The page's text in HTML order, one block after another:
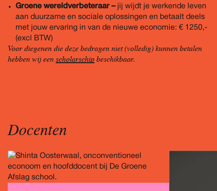
Groene wereldverbeteraar – jij wijdt je werkende leven
aan duurzame en sociale oplossingen en betaalt deels
met jouw ervaring in van de nieuwe economie: € 1250,-
(excl BTW)
Voor diegenen die deze bedragen niet (volledig) kunnen betalen
hebben wij een scholarschip beschikbaar.
Docenten